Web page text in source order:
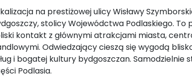
na prestiżowej ulicy Wisławy
stolicy Wojewódctwa Podlaskiego. To
kontakt z głównymi atrakcjami miasta,
Odwiedzający cieszą się wygodą
i bogatej kultury bydgoszczan.
Podlasia.